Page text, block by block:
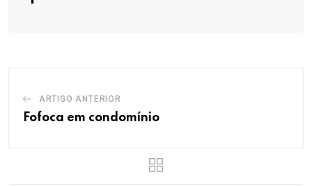
ARTIGO ANTERIOR
Fofoca em condomínio